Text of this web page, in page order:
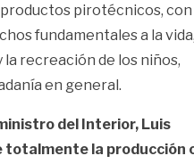
pirotécnicos, con
fundamentales a la
la recreación de los niños,
en general.
del Interior, Luis
totalmente la producción